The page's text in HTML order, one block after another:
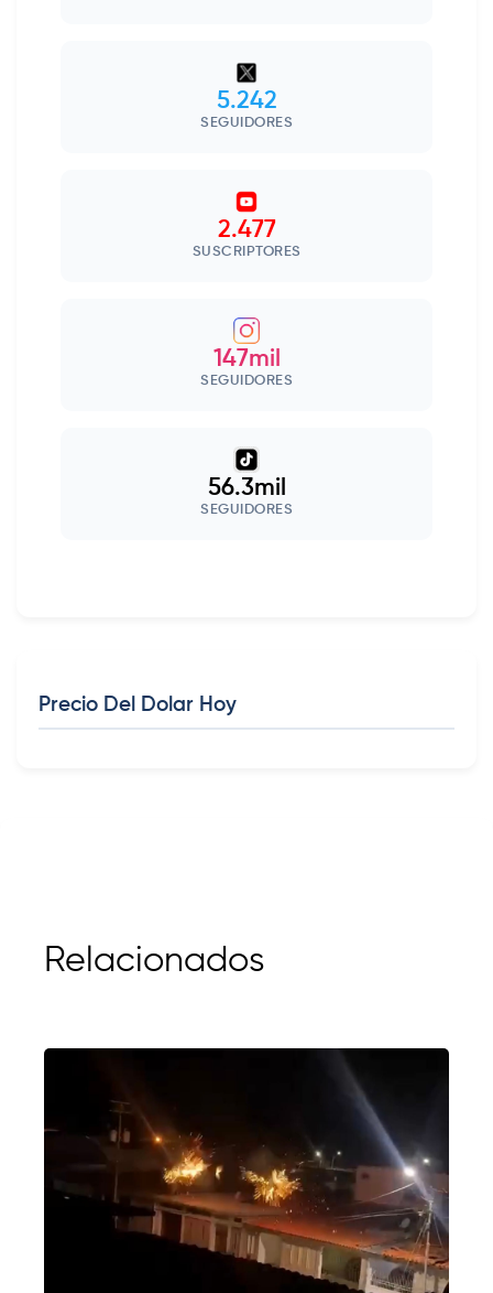
5.242
SEGUIDORES
2.477
SUSCRIPTORES
147mil
SEGUIDORES
56.3mil
SEGUIDORES
Precio Del Dolar Hoy
Relacionados